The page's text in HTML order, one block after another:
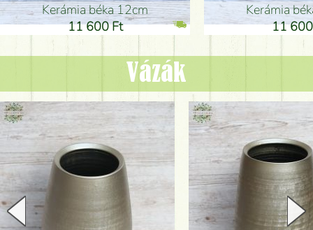
Kerámia béka 12cm
11 600 Ft
Kerámia
11
Vázák